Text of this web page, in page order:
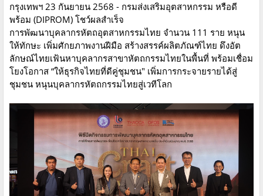
กรุงเทพฯ 23 กันยายน 2568 - กรมส่งเสริมอุตสาหกรรม หรือดี
พร้อม (DIPROM) โชว์ผลสำเร็จ
การพัฒนาบุคลากรหัตถอุตสาหกรรมไทย จำนวน 111 ราย หนุน
ให้ทักษะ เพิ่มศักยภาพงานฝีมือ สร้างสรรค์ผลิตภัณฑ์ไทย ดึงอัต
ลักษณ์ไทยเฟ้นหาบุคลากรสาขาหัตถกรรมไทยในพื้นที่ พร้อมเชื่อม
โยงโอกาส “ให้ธุรกิจไทยที่ดีคู่ชุมชน" เพิ่มการกระจายรายได้สู่
ชุมชน หนุนบุคลากรหัตถกรรมไทยสู่เวทีโลก